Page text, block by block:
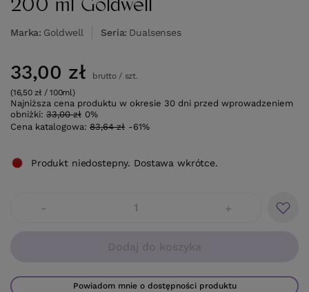
200 ml Goldwell
Marka Goldwell Seria Dualsenses
33,00 zł brutto/ szt.
(16,50 zł / 100ml)
Najniższa cena produktu w okresie 30 dni przed wprowadzeniem
obniżki: 33,00 zł 0%
Cena katalogowa: 83,64 zł -61%
- +
Dodaj do koszyka
Powiadom mnie o dostępności produktu
Produkt niedostepny. Dostawa wkrótce.